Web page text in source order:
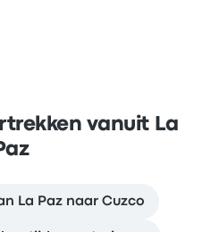
vanuit La
La Paz naar Cuzco